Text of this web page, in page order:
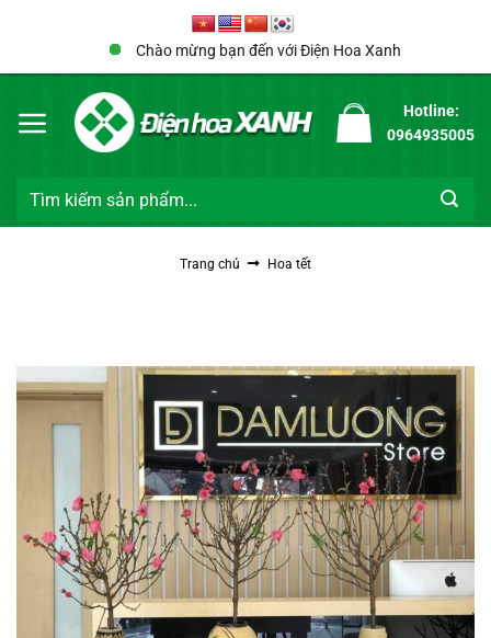
Chào mừng bạn đến với Điện Hoa Xanh
Hotline:
0964935005
Tìm
Trang chủ Hoa tết